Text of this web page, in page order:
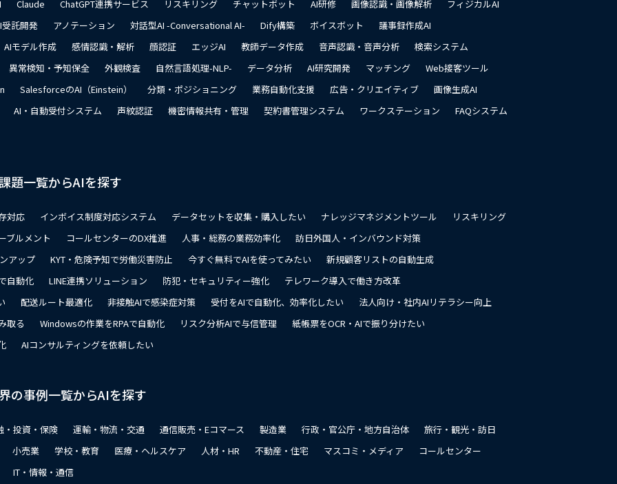
Claude ChatGPT連携サービス リスキリング チャットボット AI研修 画像認識・画像解析
フィジカルAI
受託開発
アノテーション 対話型AI -Conversational AI- Dify構築 ボイスボット
議事録作成AI
AIモデル作成
感情認識・解析 顔認証 エッジAI 教師データ作成 音声認識・音声分析
検索システム
異常検知・予知保全
外観検査 自然言語処理-NLP- データ分析 AI研究開発 マッチング
Web接客ツール
SalesforceのAI（Einstein） 分類・ポジショニング 業務自動化支援 広告・クリエイティブ
画像生成AI
AI・自動受付システム
声紋認証 機密情報共有・管理 契約書管理システム ワークステーション FAQシステム
題一覧からAIを探す
対応 インボイス制度対応システム データセットを収集・購入したい ナレッジマネジメントツール
リスキリング
ブルメント
コールセンターのDX推進 人事・総務の業務効率化
訪日外国人・インバウンド対策
アップ
KYT・危険予知で労働災害防止 今すぐ無料でAIを使ってみたい
新規顧客リストの自動生成
自動化
LINE連携ソリューション 防犯・セキュリティー強化
テレワーク導入で働き方改革
配送ルート最適化 非接触AIで感染症対策 受付をAIで自動化、効率化したい
法人向け・社内AIリテラシー向上
取る
Windowsの作業をRPAで自動化 リスク分析AIで与信管理
紙帳票をOCR・AIで振り分けたい
AIコンサルティングを依頼したい
の事例一覧からAIを探す
・投資・保険 運輸・物流・交通 通信販売・Eコマース 製造業 行政・官公庁・地方自治体
旅行・観光・訪日
小売業
学校・教育 医療・ヘルスケア 人材・HR 不動産・住宅 マスコミ・メディア
コールセンター
IT・情報・通信